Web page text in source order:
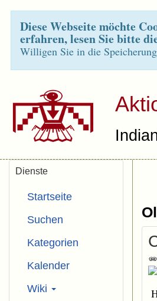
Diese Webseite möchte
erfahren, lesen Sie bitte
Willigen Sie in die
Dienste
Startseite
Suchen
Kategorien
Kalender
Wiki